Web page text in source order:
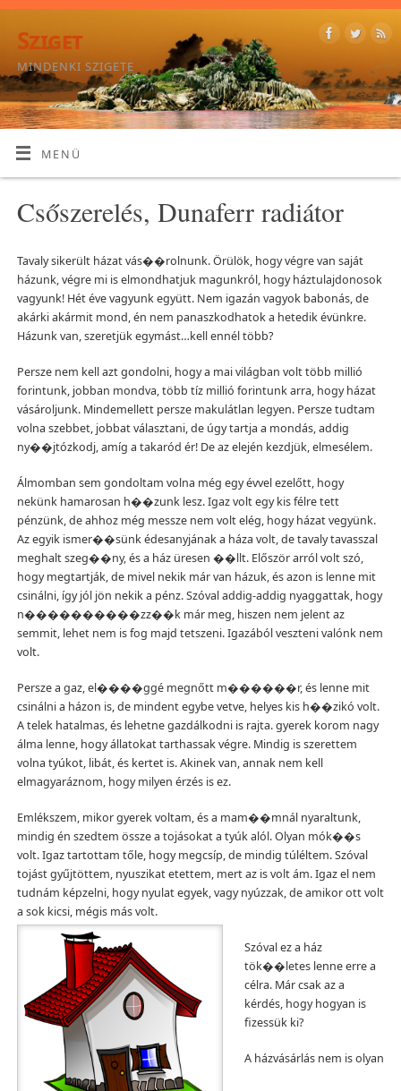
Sziget
MINDENKI SZIGETE
MENÜ
Csőszerelés, Dunaferr radiátor
Tavaly sikerült házat vás��rolnunk. Örülök, hogy végre van saját
házunk, végre mi is elmondhatjuk magunkról, hogy háztulajdonosok
vagyunk! Hét éve vagyunk együtt. Nem igazán vagyok babonás, de
akárki akármit mond, én nem panaszkodhatok a hetedik évünkre.
Házunk van, szeretjük egymást…kell ennél több?
Persze nem kell azt gondolni, hogy a mai világban volt több millió
forintunk, jobban mondva, több tíz millió forintunk arra, hogy házat
vásároljunk. Mindemellett persze makulátlan legyen. Persze tudtam
volna szebbet, jobbat választani, de úgy tartja a mondás, addig
ny��jtózkodj, amíg a takaród ér! De az elején kezdjük, elmesélem.
Álmomban sem gondoltam volna még egy évvel ezelőtt, hogy
nekünk hamarosan h��zunk lesz. Igaz volt egy kis félre tett
pénzünk, de ahhoz még messze nem volt elég, hogy házat vegyünk.
Az egyik ismer��sünk édesanyjának a háza volt, de tavaly tavasszal
meghalt szeg��ny, és a ház üresen ��llt. Először arról volt szó,
hogy megtartják, de mivel nekik már van házuk, és azon is lenne mit
csinálni, így jól jön nekik a pénz. Szóval addig-addig nyaggattak, hogy
n����������zz��k már meg, hiszen nem jelent az
semmit, lehet nem is fog majd tetszeni. Igazából veszteni valónk nem
volt.
Persze a gaz, el����ggé megnőtt m������r, és lenne mit
csinálni a házon is, de mindent egybe vetve, helyes kis h��zikó volt.
A telek hatalmas, és lehetne gazdálkodni is rajta. gyerek korom nagy
álma lenne, hogy állatokat tarthassak végre. Mindig is szerettem
volna tyúkot, libát, és kertet is. Akinek van, annak nem kell
elmagyaráznom, hogy milyen érzés is ez.
Emlékszem, mikor gyerek voltam, és a mam��mnál nyaraltunk,
mindig én szedtem össze a tojásokat a tyúk alól. Olyan mók��s
volt. Igaz tartottam tőle, hogy megcsíp, de mindig túléltem. Szóval
tojást gyűjtöttem, nyuszikat etettem, mert az is volt ám. Igaz el nem
tudnám képzelni, hogy nyulat egyek, vagy nyúzzak, de amikor ott volt
a sok kicsi, mégis más volt.
Szóval ez a ház
tök��letes lenne erre a
célra. Már csak az a
kérdés, hogy hogyan is
fizessük ki?
A házvásárlás nem is olyan